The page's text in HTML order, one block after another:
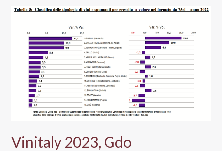
2023:
spumanti
Vermentino
sardo
Vinitaly 2023, Gdo